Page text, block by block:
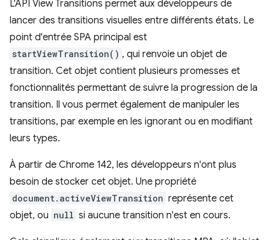
L'API View Transitions permet aux développeurs de
lancer des transitions visuelles entre différents états. Le
point d'entrée SPA principal est
startViewTransition() , qui renvoie un objet de
transition. Cet objet contient plusieurs promesses et
fonctionnalités permettant de suivre la progression de la
transition. Il vous permet également de manipuler les
transitions, par exemple en les ignorant ou en modifiant
leurs types.
À partir de Chrome 142, les développeurs n'ont plus
besoin de stocker cet objet. Une propriété
document.activeViewTransition représente cet
objet, ou null si aucune transition n'est en cours.